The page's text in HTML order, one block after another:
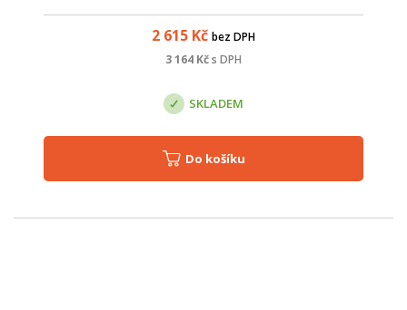
2 615 Kč bez DPH
3 164 Kčs DPH
SKLADEM
Do košíku